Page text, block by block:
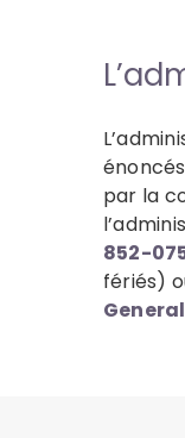
par la
852-
fériés)